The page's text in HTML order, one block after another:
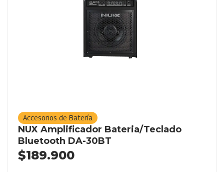
Accesorios de Batería
NUX Amplificador Bateria/Teclado
Bluetooth DA-30BT
$189.900